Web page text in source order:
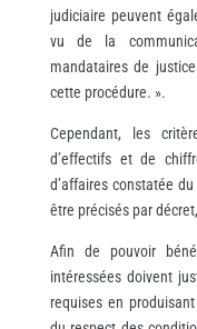
judiciaire peuvent
vu de la
mandataires de
cette procédure. ».
Cependant, les
d’effectifs et de
d’affaires constatée
être précisés par
Afin de pouvoir
intéressées doivent
requises en